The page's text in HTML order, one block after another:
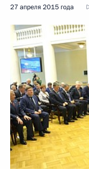
27 апреля 2015 года